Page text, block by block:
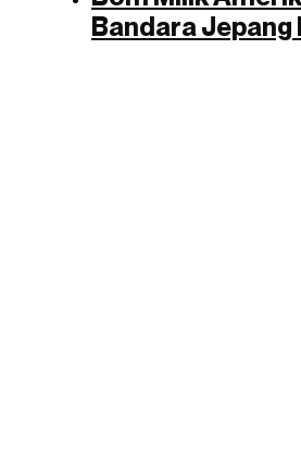
Bandara Jepang